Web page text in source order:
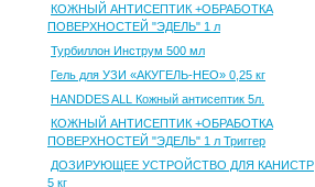
КОЖНЫЙ АНТИСЕПТИК +ОБРАБОТКА
ПОВЕРХНОСТЕЙ "ЭДЕЛЬ" 1 л
Турбиллон Инструм 500 мл
Гель для УЗИ «АКУГЕЛЬ-НЕО» 0,25 кг
HANDDES ALL Кожный антисептик 5л.
КОЖНЫЙ АНТИСЕПТИК +ОБРАБОТКА
ПОВЕРХНОСТЕЙ "ЭДЕЛЬ" 1 л Триггер
ДОЗИРУЮЩЕЕ УСТРОЙСТВО ДЛЯ КАНИСТР
5 кг